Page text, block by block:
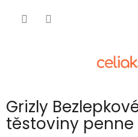
Grizly
těstoviny penne